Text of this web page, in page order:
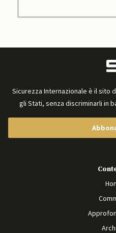
Sicurezza Internazionale è il sito
gli Stati, senza discriminarli in